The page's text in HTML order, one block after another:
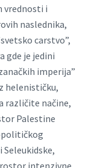
vrednosti i
naslednika,
carstvo”,
gde je jedini
imperija”
helenističku,
različite načine,
Palestine